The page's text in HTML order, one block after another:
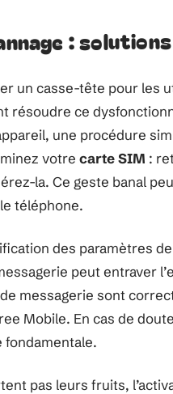
:
un casse-tête pour les
résoudre ce
une procédure
votre carte SIM :
la. Ce geste banal
téléphone.
des paramètres
peut entraver
messagerie sont
Mobile. En cas de
fondamentale.
pas leurs fruits,